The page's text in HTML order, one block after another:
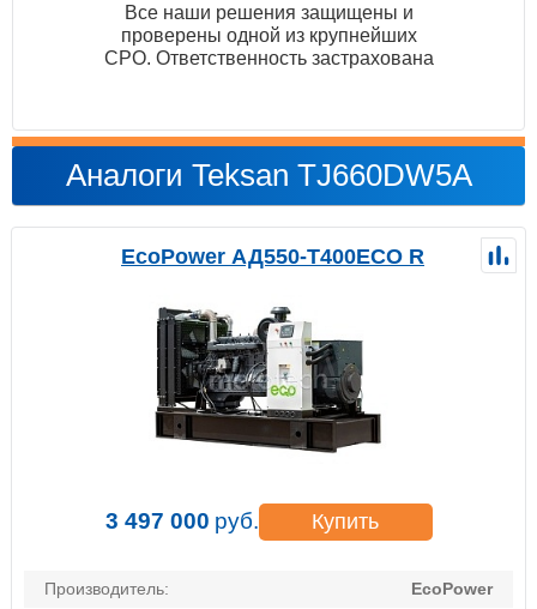
Все наши решения защищены и
проверены одной из крупнейших
СРО. Ответственность застрахована
Аналоги Teksan TJ660DW5A
EcoPower АД550-T400ECO R
3 497 000 руб. Купить
Производитель:
EcoPower